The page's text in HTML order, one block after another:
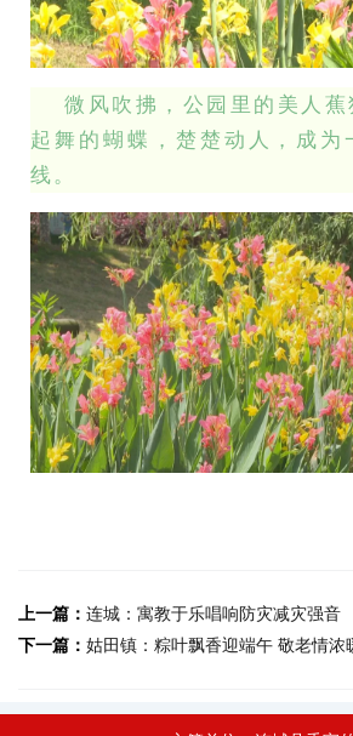
微风吹拂，公园里的美人
起舞的蝴蝶，楚楚动人，成为
线。
上一篇： 连城：寓教于乐唱响防灾减灾强音
下一篇： 姑田镇：粽叶飘香迎端午 敬老情浓